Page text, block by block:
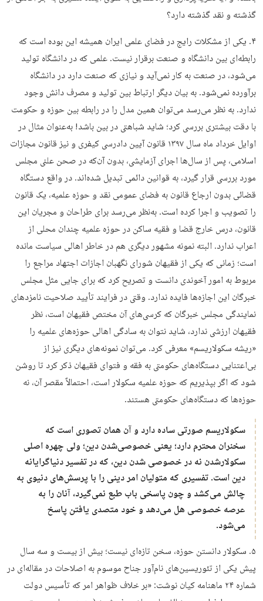
گذشته و نقد گذشته دارد؟
۴. یکی از مشکلات رایج در فضای علمی ایران همیشه این بوده است که
رابطه‌ای بین دانشگاه و صنعت برقرار نیست. علمی که در دانشگاه تولید
می‌شود، در صنعت به کار نمی‌آید و نیازی که صنعت دارد در دانشگاه
برآورده نمی‌شود. به بیان دیگر ارتباط بین تولید و مصرف دانش وجود
ندارد. به نظر می‌‌رسد می‌توان همین مدل را در رابطه بین حوزه و حکومت
با دقت بیشتری بررسی کرد؛ شاید شباهتی در بین باشد! به‌عنوان مثال در
اوایل خرداد ماه سال ۱۳۹۷ قانون آیین دادرسی کیفری و نیز قانون مجازات
اسلامی، پس از سال‌ها اجرای آزمایشی، بدون آن‌که در صحن علنی مجلس
مورد بررسی قرار گیرد، به قوانین دائمی تبدیل شده‌اند. در واقع دستگاه
قضائی بدون ارجاع قانون به فضای عمومی نقد و حوزه علمیه، یک قانون
را تصویب و اجرا کرده است. به‌نظر می‌رسد برای طراحان و مجریان این
قانون، درس خارج قضا و فقیه ساکن در حوزه علمیه چندان محلی از
اعراب ندارد. البته نمونه مشهور دیگری هم در خاطر اهالی سیاست مانده
است؛ زمانی که یکی از فقیهان شورای نگهبان اجازات اجتهاد مراجع را
مربوط به امور آخوندی دانست و تصریح کرد که برای جایی مثل مجلس
خبرگان این اجازه‌ها فایده ندارد. وقتی در فرایند تأیید صلاحیت نامزدهای
نمایندگی مجلس خبرگان که کرسی‌های آن مختص فقیهان است، نظر
فقیهان ارزشی ندارد، شاید نتوان به سادگی اهالی حوزه‌های علمیه را
«ریشه سکولاریسم» معرفی کرد. می‌توان نمونه‌های دیگری نیز از
بی‌اعتنایی دستگاه‌های حکومتی به فقه و فتوای فقیهان ذکر کرد تا روشن
شود که اگر بپذیریم که حوزه علمیه سکولار است، احتمالاً مقصر آن، نه
حوزه‌ها که دستگاه‌های حکومتی هستند.
سکولاریسم صورتی ساده دارد و آن همان تصوری است که
سخنران محترم دارد؛ یعنی خصوصی‌شدن دین؛ ولی چهره اصلی
سکولارشدن نه در خصوصی شدن دین، که در تفسیر دنیاگرایانه
دین است. تفسیری که متولیان امر دینی را با پرسش‌های دنیوی به
چالش می‌کشد و چون پاسخی باب طبع نمی‌گیرد، آنان را به
عرصه خصوصی هل می‌دهد و خود متصدی یافتن پاسخ
می‌شود.
۵. سکولار دانستن حوزه، سخن تازه‌ای نیست؛ بیش از بیست و سه سال
پیش یکی از تئوریسین‌های نام‌آور جناح موسوم به اصلاحات در مقاله‌ای در
شماره ۲۴ ماهنامه کیان نوشت: «بر خلاف ظواهر امر که تأسیس دولت